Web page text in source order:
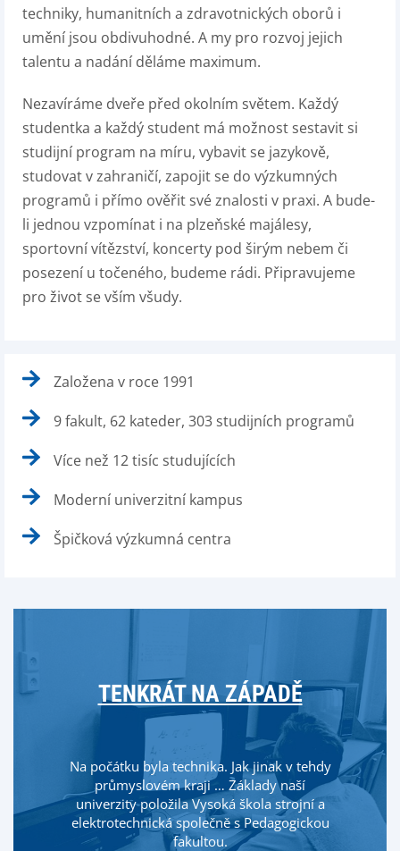
techniky, humanitních a zdravotnických oborů i
umění jsou obdivuhodné. A my pro rozvoj jejich
talentu a nadání děláme maximum.
Nezavíráme dveře před okolním světem. Každý
studentka a každý student má možnost sestavit si
studijní program na míru, vybavit se jazykově,
studovat v zahraničí, zapojit se do výzkumných
programů i přímo ověřit své znalosti v praxi. A bude-
li jednou vzpomínat i na plzeňské majálesy,
sportovní vítězství, koncerty pod širým nebem či
posezení u točeného, budeme rádi. Připravujeme
pro život se vším všudy.
Založena v roce 1991
9 fakult, 62 kateder, 303 studijních programů
Více než 12 tisíc studujících
Moderní univerzitní kampus
Špičková výzkumná centra
TENKRÁT NA ZÁPADĚ
Na počátku byla technika. Jak jinak v tehdy
průmyslovém kraji … Základy naší
univerzity položila Vysoká škola strojní a
elektrotechnická společně s Pedagogickou
fakultou.